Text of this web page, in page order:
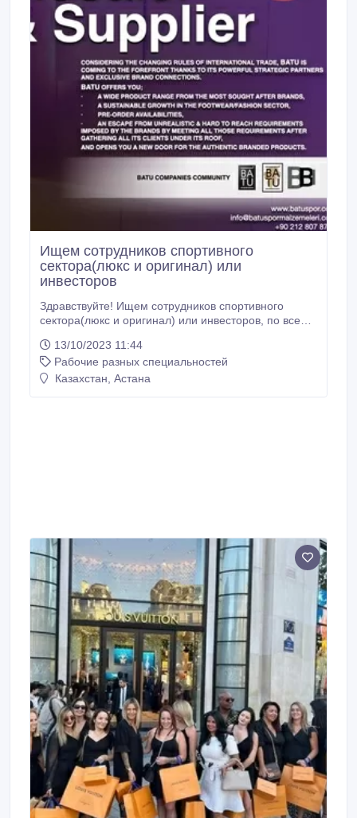
Ищем сотрудников спортивного
сектора(люкс и оригинал) или
инвесторов
Здравствуйте! Ищем сотрудников спортивного
сектора(люкс и оригинал) или инвесторов, по всей
Batu, мы предлагаем нашим клиентам
оригинальную поставку этих брэндов оптом: Nike,
Converse, Adidas, Erke, %120Lino, UGG и Dr,
13/10/2023 11:44
Рабочие разных специальностей
Казахстан, Астана